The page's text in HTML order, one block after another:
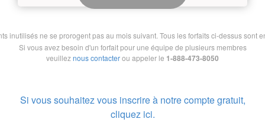
inutilisés ne se prorogent pas au mois suivant. Tous les forfaits ci-dessus sont
Si vous avez besoin d'un forfait pour une équipe de plusieurs membres
veuilleznous contacterou appeler le 1-888-473-8050
Si vous souhaitez vous inscrire à notre compte gratuit,
cliquez ici.